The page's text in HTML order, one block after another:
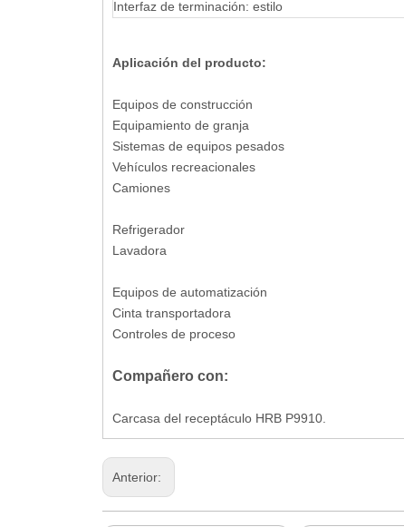
Interfaz de terminación: estilo
Aplicación del producto:
Equipos de construcción
Equipamiento de granja
Sistemas de equipos pesados
Vehículos recreacionales
Camiones
Refrigerador
Lavadora
Equipos de automatización
Cinta transportadora
Controles de proceso
Compañero con:
Carcasa del receptáculo HRB P9910.
Anterior: